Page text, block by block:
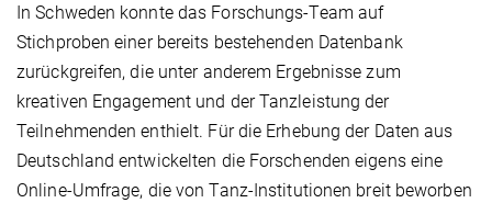
In Schweden konnte das Forschungs-Team auf
Stichproben einer bereits bestehenden Datenbank
zurückgreifen, die unter anderem Ergebnisse zum
kreativen Engagement und der Tanzleistung der
Teilnehmenden enthielt. Für die Erhebung der Daten aus
Deutschland entwickelten die Forschenden eigens eine
Online-Umfrage, die von Tanz-Institutionen breit beworben